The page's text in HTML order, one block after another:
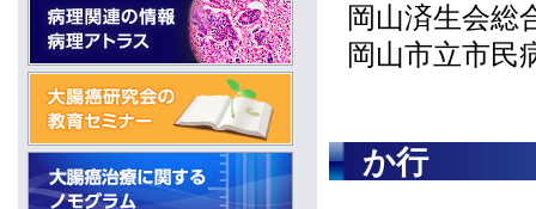
岡山済生会
岡山市立市
か行